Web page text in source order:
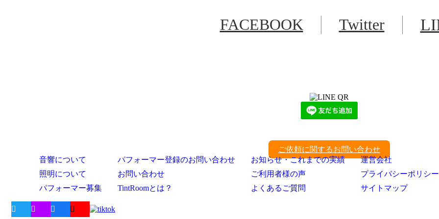
FACEBOOK Twitter
ご依頼に関するお問い合わせ
音響について
照明について
パフォーマー募集
パフォーマー登録のお問い合わせ
お問い合わせ
TintRoomとは？
お知らせ・これまでの実績
ご利用者様の声
よくあるご質問
運営会社
プライバシーポリシー
サイトマップ